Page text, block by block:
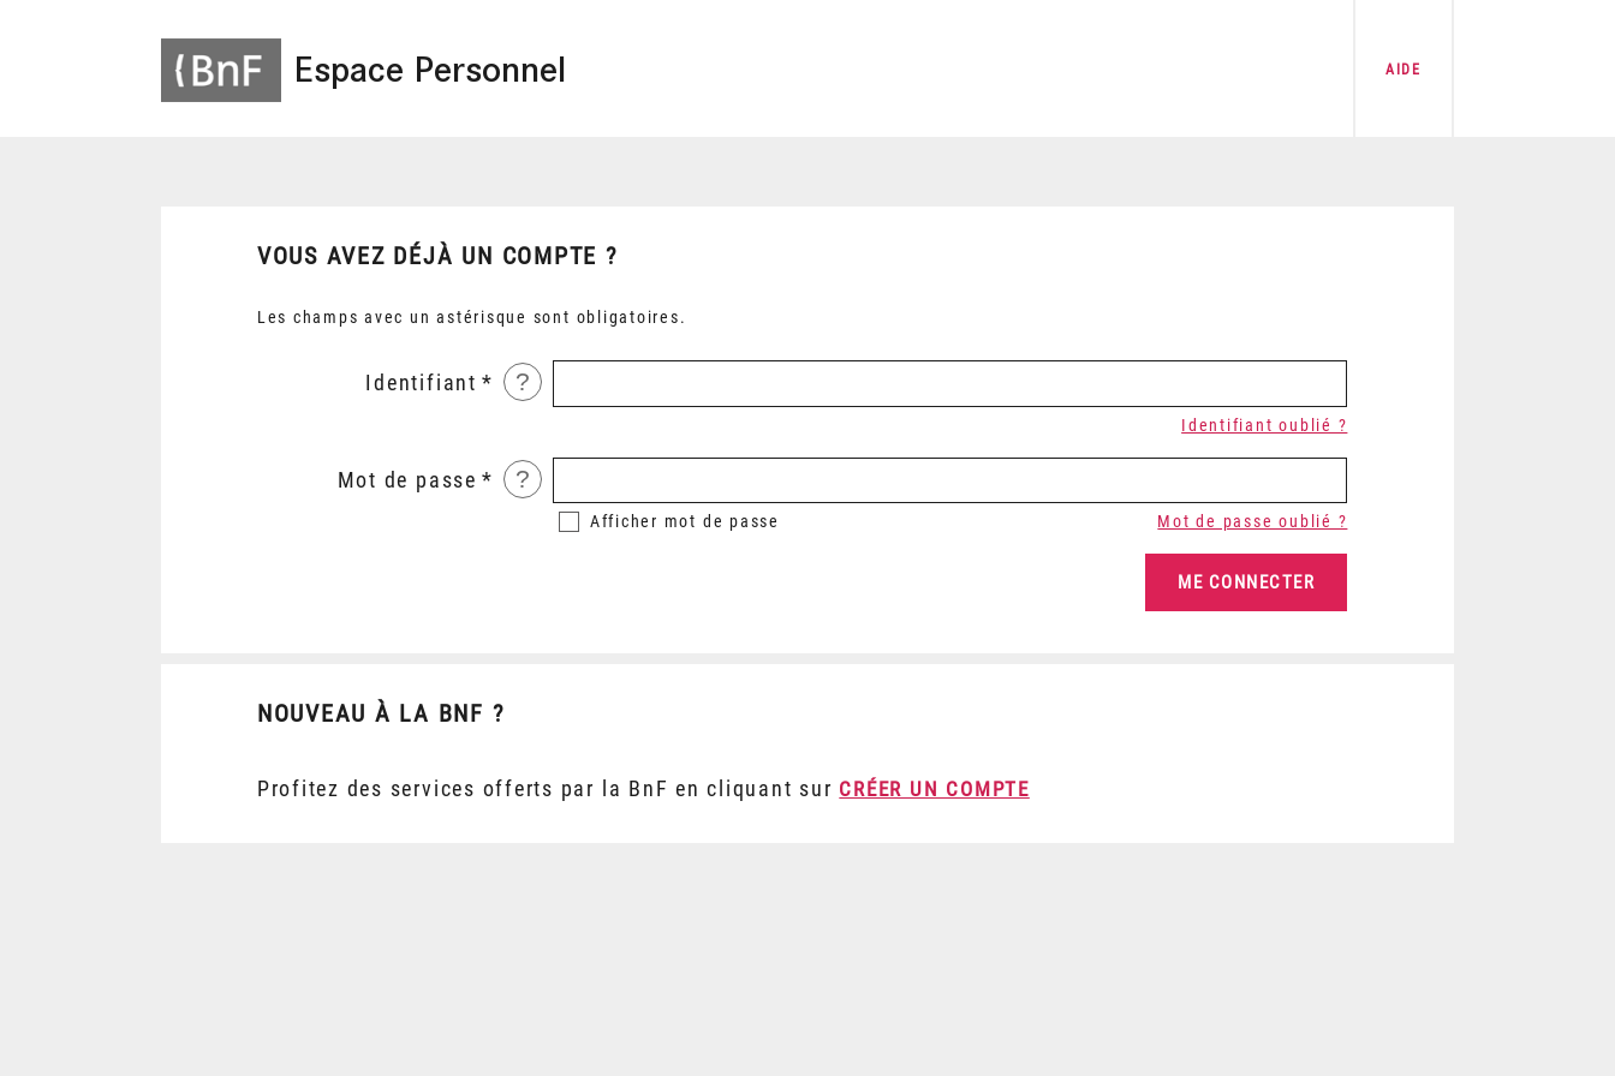
Espace Personnel AIDE
VOUS AVEZ DÉJÀ UN COMPTE ?
Les champs avec un astérisque sont obligatoires.
Identifiant ?
Identifiant oublié ?
Mot de passe ?
Afficher mot de passe Mot de passe oublié ?
NOUVEAU À LA BNF ?
Profitez des services offerts par la BnF en cliquant sur CRÉER UN COMPTE